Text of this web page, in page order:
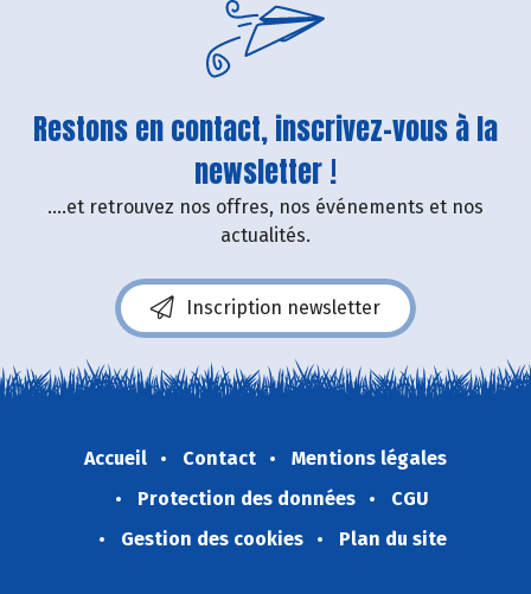
Restons en contact, inscrivez-vous à la
newsletter !
....et retrouvez nos offres, nos événements et nos
actualités.
Inscription newsletter
Accueil Contact
Mentions légales
Protection des données
CGU
Gestion des cookies
Plan du site